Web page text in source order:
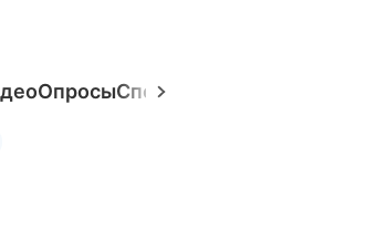
ОпросыСпецпроекты